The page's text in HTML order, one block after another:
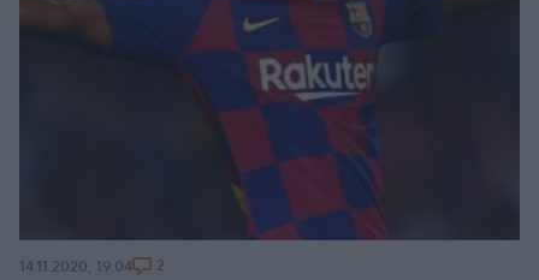
14.11.2020, 19:04 2